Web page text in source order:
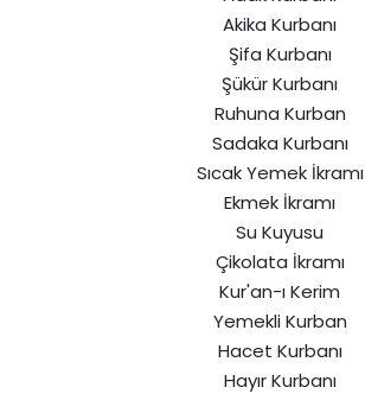
Akika Kurbanı
Şifa Kurbanı
Şükür Kurbanı
Ruhuna Kurban
Sadaka Kurbanı
Sıcak Yemek İkramı
Ekmek İkramı
Su Kuyusu
Çikolata İkramı
Kur'an-ı Kerim
Yemekli Kurban
Hacet Kurbanı
Hayır Kurbanı